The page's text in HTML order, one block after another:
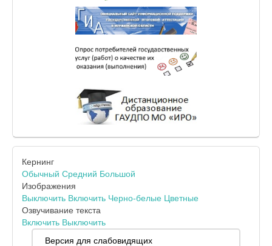
Кернинг
Обычный Средний Большой
Изображения
Выключить Включить Черно-белые Цветные
Озвучивание текста
Включить Выключить
Версия для слабовидящих